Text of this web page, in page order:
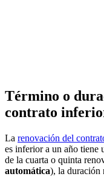
Término o
contrato
La renovación del
es inferior a un año tiene
de la cuarta o quinta
automática), la duración